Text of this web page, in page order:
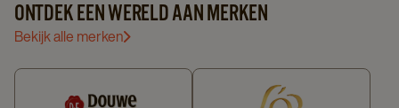
ONTDEK EEN WERELD AAN MERKEN
Bekijk alle merken